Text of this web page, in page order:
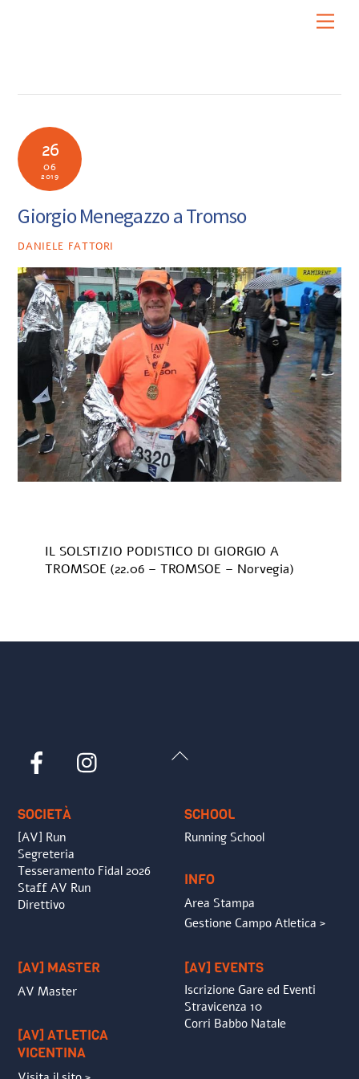
26
06
2019
Giorgio Menegazzo a Tromso
DANIELE FATTORI
IL SOLSTIZIO PODISTICO DI GIORGIO A
TROMSOE (22.06 – TROMSOE – Norvegia)
Back
Facebook
SOCIETÀ
[AV] Run
Segreteria
Tesseramento Fidal 2026
Staff AV Run
Direttivo
SCHOOL
Running School
INFO
Area Stampa
Gestione Campo Atletica >
[AV] MASTER
AV Master
[AV] ATLETICA
VICENTINA
[AV] EVENTS
Iscrizione Gare ed Eventi
Stravicenza 10
Corri Babbo Natale